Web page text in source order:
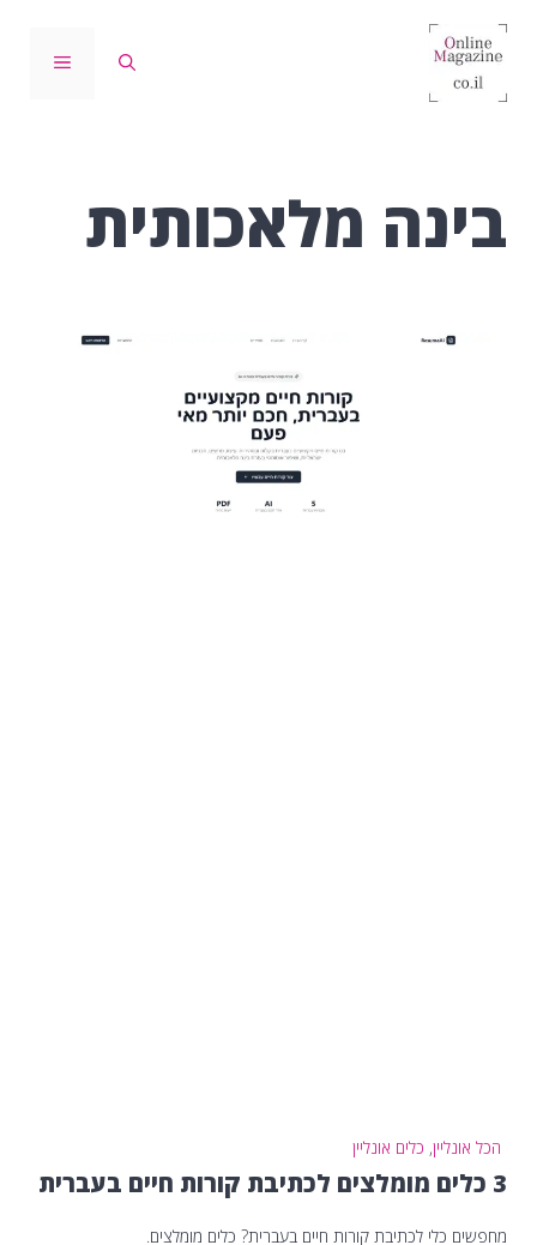
לדלג
לתוכן
תפריט
בינה מלאכותית
הכל אונליין, כלים אונליין
3 כלים מומלצים לכתיבת קורות חיים בעברית
מחפשים כלי לכתיבת קורות חיים בעברית? כלים מומלצים.